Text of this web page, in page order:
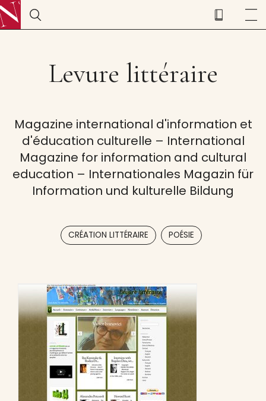
Levure littéraire
Magazine international d'information et
d'éducation culturelle – International
Magazine for information and cultural
education – Internationales Magazin für
Information und kulturelle Bildung
CRÉATION LITTÉRAIRE , POÉSIE